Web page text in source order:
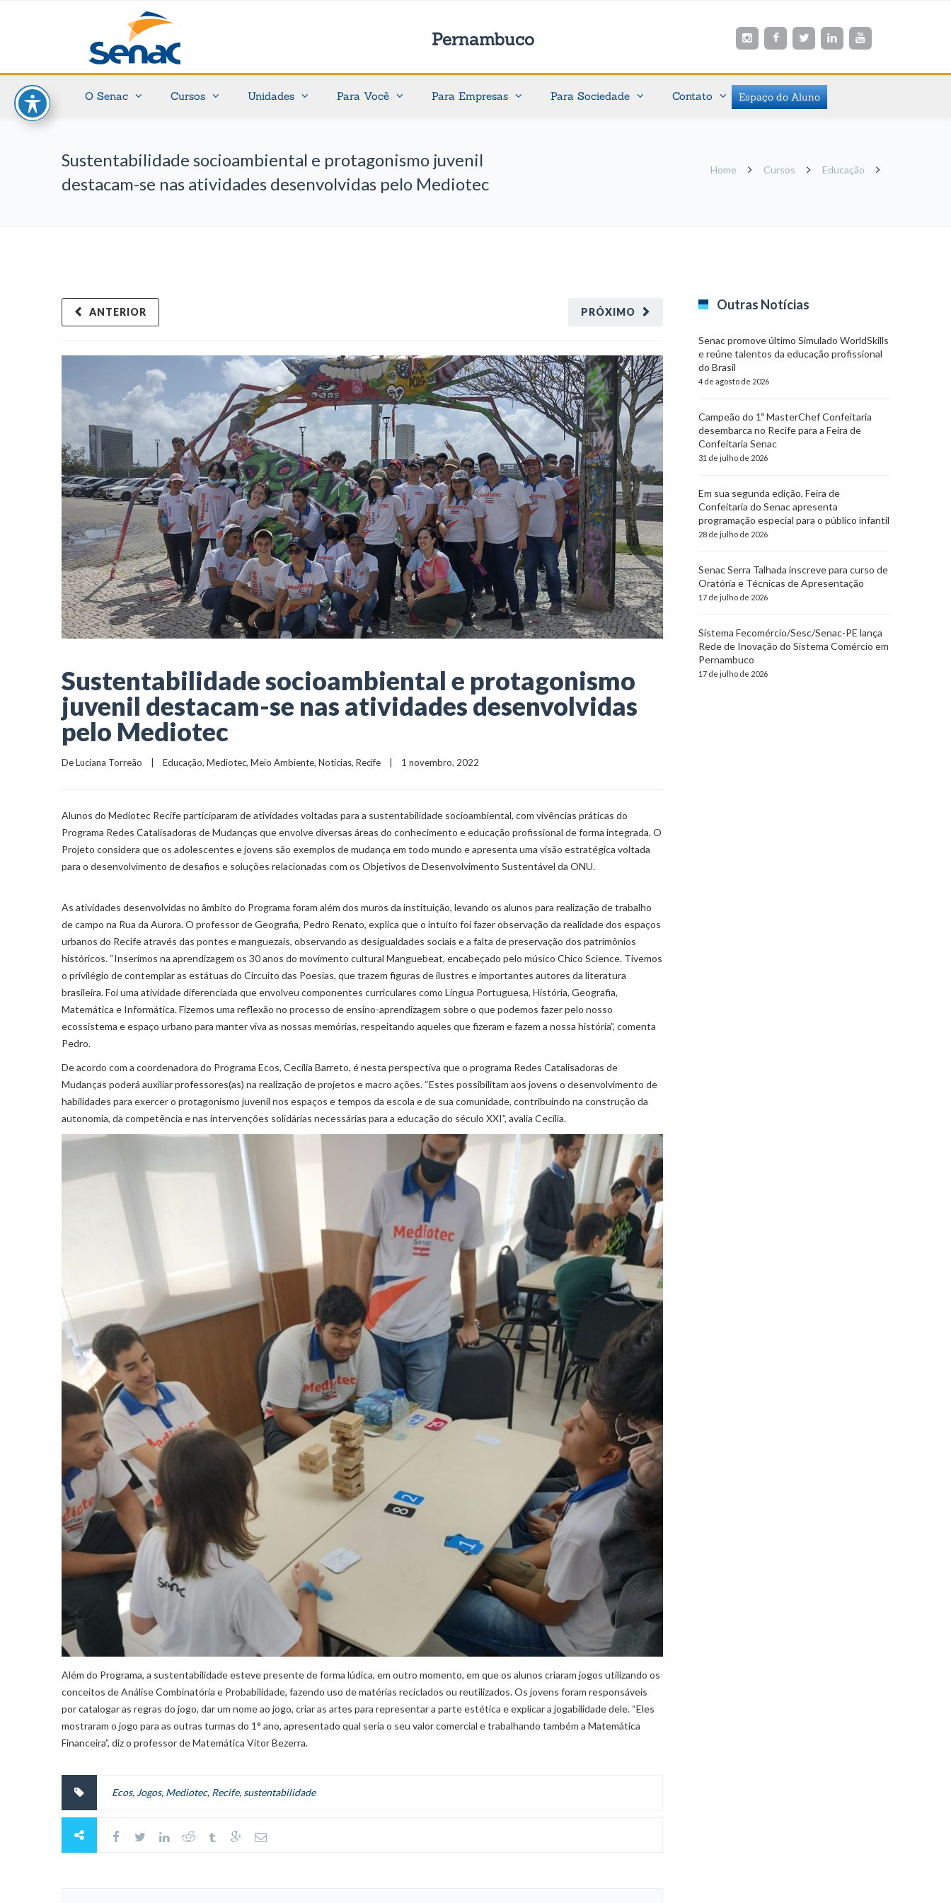
Pernambuco
O Senac Cursos Unidades Para Você Para Empresas Para Sociedade Contato Espaço do Aluno
Sustentabilidade socioambiental e protagonismo juvenil
destacam-se nas atividades desenvolvidas pelo Mediotec
Home Cursos Educação
PRÓXIMO
ANTERIOR
Sustentabilidade socioambiental e protagonismo
juvenil destacam-se nas atividades desenvolvidas
pelo Mediotec
De Luciana Torreão Educação, Mediotec, Meio Ambiente, Notícias, Recife
    |    1 novembro, 2022
Alunos do Mediotec Recife participaram de atividades voltadas para a sustentabilidade ​socioambiental, com vivências práticas ​do
Programa Redes Catalisadoras de Mudanças que​ envolve diversas áreas do conhecimento e educação profissional de forma integrada. ​O
Projeto considera que os adolescentes e jovens são exemplos de mudança em todo mundo e apresenta uma visão estratégica voltada
para o desenvolvimento de desafios e soluções relacionadas com os Objetivos de Desenvolvimento Sustentável da ONU.
As atividades desenvolvidas no âmbito do Programa foram além dos muros da instituição, levando os alunos para realização de trabalho
de campo na Rua da Aurora. O professor de Geografia, Pedro Renato, explica que o intuito foi fazer observação da realidade dos espaços
urbanos do Recife através das pontes e manguezais, observando as desigualdades sociais e a falta de preservação dos patrimônios
históricos. “Inserimos na aprendizagem os 30 anos do movimento cultural Manguebeat, encabeçado pelo músico Chico Science. Tivemos
o privilégio de contemplar as estátuas do Circuito das Poesias, que trazem figuras de ilustres e importantes autores da literatura
brasileira. Foi uma atividade diferenciada que envolveu componentes curriculares como Língua Portuguesa, História, Geografia,
Matemática e Informática. Fizemos uma reflexão no processo de ensino-aprendizagem sobre o que podemos fazer pelo nosso
ecossistema e espaço urbano para manter viva as nossas memórias, respeitando aqueles que fizeram e fazem a nossa história”, comenta
Pedro.
De acordo com a coordenadora do Programa Ecos, Cecília Barreto, é nesta perspectiva que o programa Redes Catalisadoras de
Mudanças poderá auxiliar professores(as) na realização de projetos e macro ações. “Estes possibilitam aos jovens o desenvolvimento de
habilidades para exercer o protagonismo juvenil nos espaços e tempos da escola e de sua comunidade, contribuindo na construção da
autonomia, da competência e nas intervenções solidárias necessárias para a educação do século XXI”, avalia Cecília.
Além do Programa, a sustentabilidade esteve presente de forma lúdica, em outro momento, em que os alunos criaram jogos utilizando os
conceitos de Análise Combinatória e Probabilidade, fazendo uso de matérias reciclados ou reutilizados. Os jovens foram responsáveis
por catalogar as regras do jogo, dar um nome ao jogo, criar as artes para representar a parte estética e explicar a jogabilidade dele. “Eles
mostraram o jogo para as outras turmas do 1° ano, apresentado qual seria o seu valor comercial e trabalhando também a Matemática
Financeira”, diz o professor de Matemática Vitor Bezerra.
Ecos, Jogos, Mediotec, Recife, sustentabilidade
Outras Notícias
Senac promove último Simulado WorldSkills
e reúne talentos da educação profissional
do Brasil
4 de agosto de 2026
Campeão do 1º MasterChef Confeitaria
desembarca no Recife para a Feira de
Confeitaria Senac
31 de julho de 2026
Em sua segunda edição, Feira de
Confeitaria do Senac apresenta
programação especial para o público infantil
28 de julho de 2026
Senac Serra Talhada inscreve para curso de
Oratória e Técnicas de Apresentação
17 de julho de 2026
Sistema Fecomércio/Sesc/Senac-PE lança
Rede de Inovação do Sistema Comércio em
Pernambuco
17 de julho de 2026